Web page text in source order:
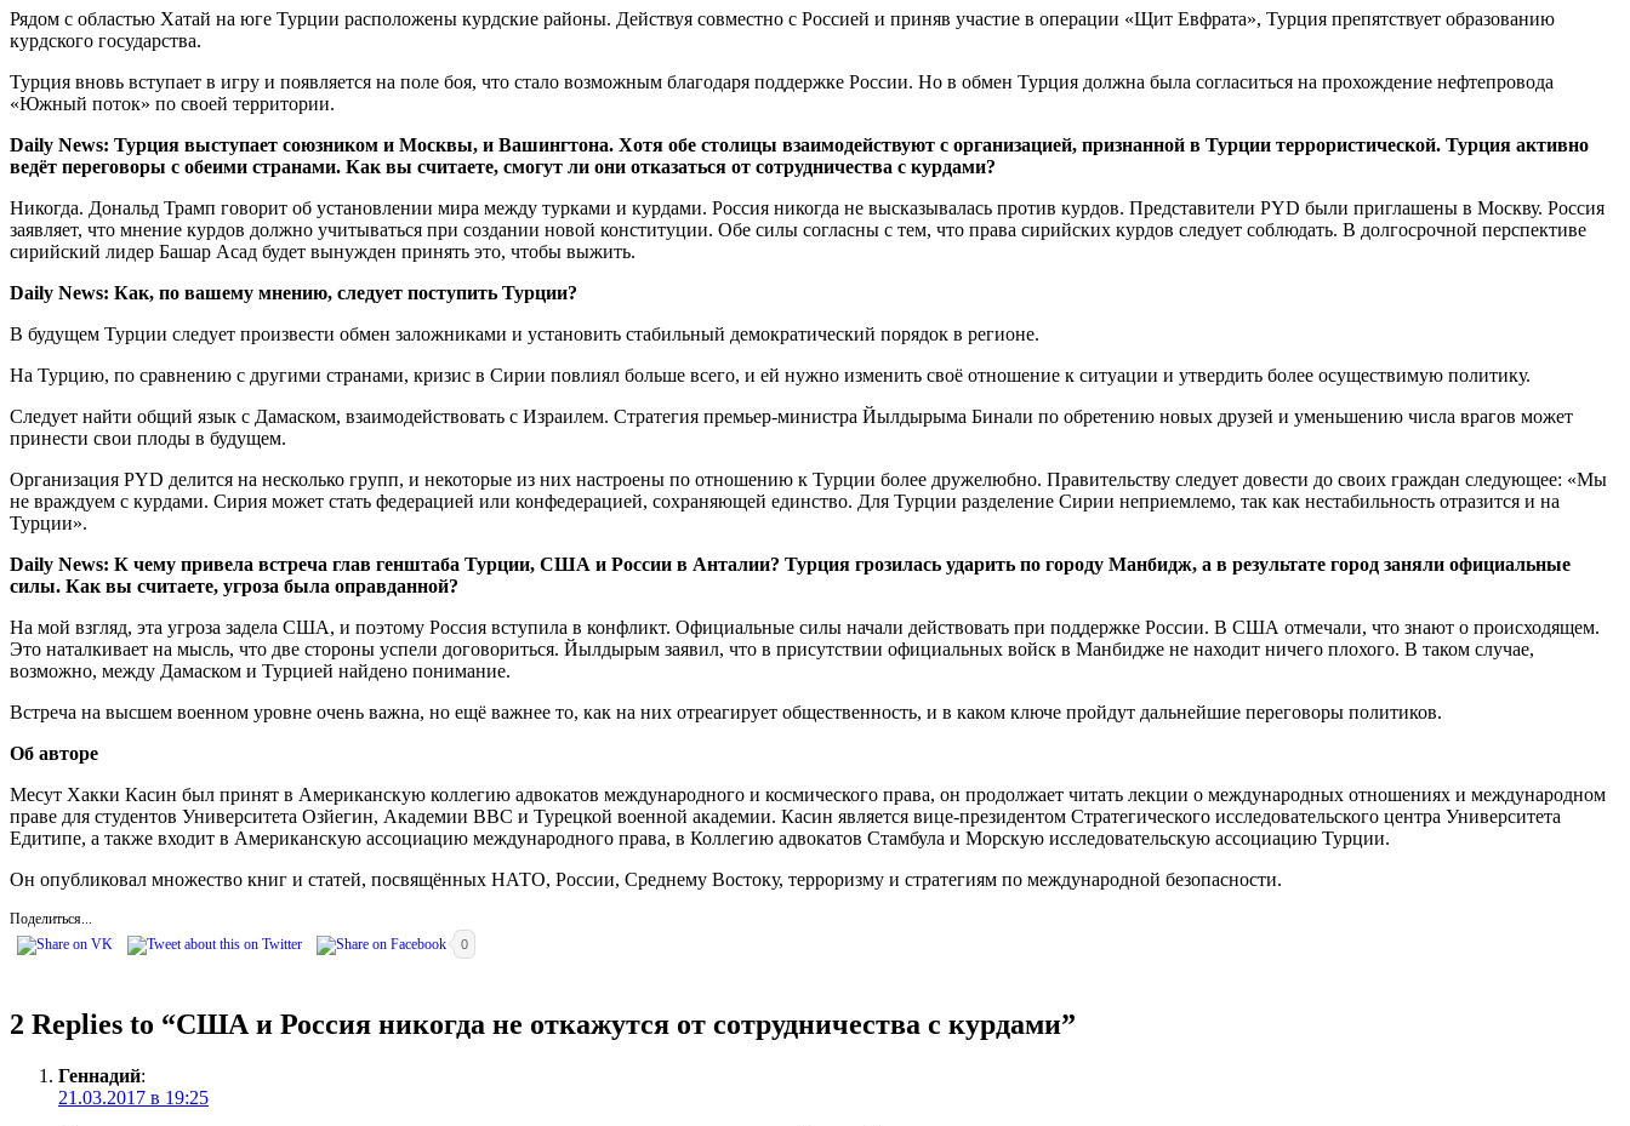
Рядом с областью Хатай на юге Турции расположены курдские районы. Действуя совместно с Россией и приняв участие в операции «Щит Евфрата», Турция препятствует образованию
курдского государства.
Турция вновь вступает в игру и появляется на поле боя, что стало возможным благодаря поддержке России. Но в обмен Турция должна была согласиться на прохождение нефтепровода
«Южный поток» по своей территории.
Daily News: Турция выступает союзником и Москвы, и Вашингтона. Хотя обе столицы взаимодействуют с организацией, признанной в Турции террористической. Турция активно
ведёт переговоры с обеими странами. Как вы считаете, смогут ли они отказаться от сотрудничества с курдами?
Никогда. Дональд Трамп говорит об установлении мира между турками и курдами. Россия никогда не высказывалась против курдов. Представители PYD были приглашены в Москву. Россия
заявляет, что мнение курдов должно учитываться при создании новой конституции. Обе силы согласны с тем, что права сирийских курдов следует соблюдать. В долгосрочной перспективе
сирийский лидер Башар Асад будет вынужден принять это, чтобы выжить.
Daily News: Как, по вашему мнению, следует поступить Турции?
В будущем Турции следует произвести обмен заложниками и установить стабильный демократический порядок в регионе.
На Турцию, по сравнению с другими странами, кризис в Сирии повлиял больше всего, и ей нужно изменить своё отношение к ситуации и утвердить более осуществимую политику.
Следует найти общий язык с Дамаском, взаимодействовать с Израилем. Стратегия премьер-министра Йылдырыма Бинали по обретению новых друзей и уменьшению числа врагов может
принести свои плоды в будущем.
Организация PYD делится на несколько групп, и некоторые из них настроены по отношению к Турции более дружелюбно. Правительству следует довести до своих граждан следующее: «Мы
не враждуем с курдами. Сирия может стать федерацией или конфедерацией, сохраняющей единство. Для Турции разделение Сирии неприемлемо, так как нестабильность отразится и на
Турции».
Daily News: К чему привела встреча глав генштаба Турции, США и России в Анталии? Турция грозилась ударить по городу Манбидж, а в результате город заняли официальные
силы. Как вы считаете, угроза была оправданной?
На мой взгляд, эта угроза задела США, и поэтому Россия вступила в конфликт. Официальные силы начали действовать при поддержке России. В США отмечали, что знают о происходящем.
Это наталкивает на мысль, что две стороны успели договориться. Йылдырым заявил, что в присутствии официальных войск в Манбидже не находит ничего плохого. В таком случае,
возможно, между Дамаском и Турцией найдено понимание.
Встреча на высшем военном уровне очень важна, но ещё важнее то, как на них отреагирует общественность, и в каком ключе пройдут дальнейшие переговоры политиков.
Об авторе
Месут Хакки Касин был принят в Американскую коллегию адвокатов международного и космического права, он продолжает читать лекции о международных отношениях и международном
праве для студентов Университета Озйегин, Академии ВВС и Турецкой военной академии. Касин является вице-президентом Стратегического исследовательского центра Университета
Едитипе, а также входит в Американскую ассоциацию международного права, в Коллегию адвокатов Стамбула и Морскую исследовательскую ассоциацию Турции.
Он опубликовал множество книг и статей, посвящённых НАТО, России, Среднему Востоку, терроризму и стратегиям по международной безопасности.
Поделиться...
0
2 Replies to “США и Россия никогда не откажутся от сотрудничества с курдами”
Геннадий:
21.03.2017 в 19:25